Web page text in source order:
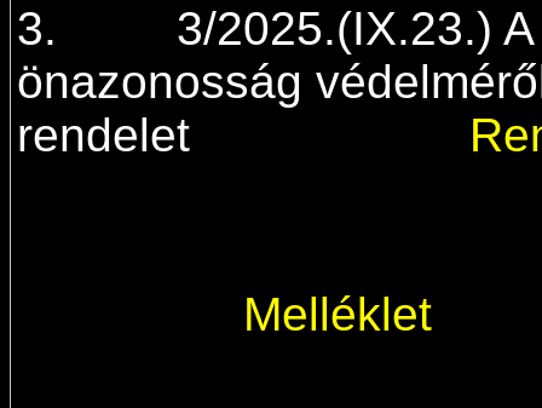
3. 3/2025.(IX.23.) A
önazonosság
rendelet
Melléklet